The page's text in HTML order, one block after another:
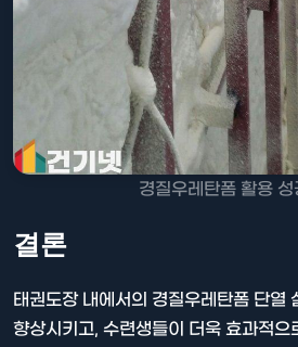
경질우레탄폼 활용 성
결론
태권도장 내에서의 경질우레탄폼 단열
향상시키고, 수련생들이 더욱 효과적으